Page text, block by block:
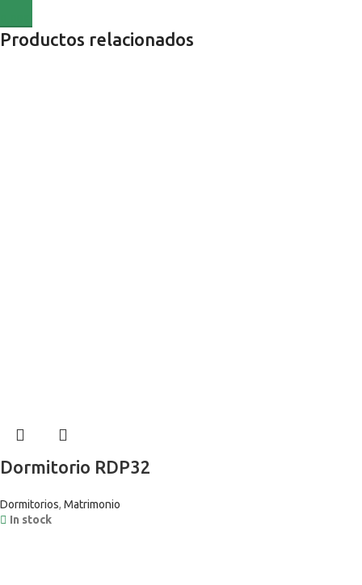
Productos relacionados
Dormitorio RDP32
Dormitorios, Matrimonio
In stock